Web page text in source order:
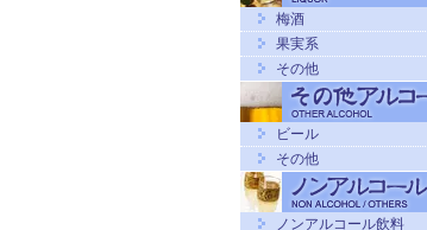
梅酒
果実系
その他
ビール
その他
ノンアルコール飲料